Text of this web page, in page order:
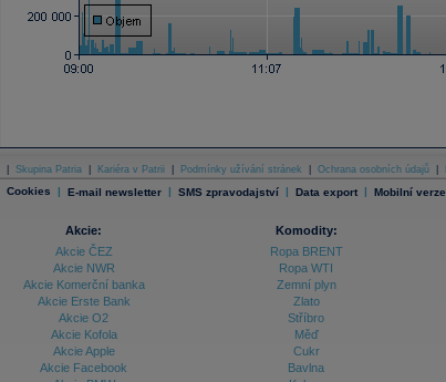
Skupina Patria Kariéra v Patrii Podmínky užívání stránek Ochrana osobních údajů
Cookies | E-mail newsletter | SMS zpravodajství | Data export | Mobilní verze
Akcie:
Akcie ČEZ
Akcie NWR
Akcie Komerční banka
Akcie Erste Bank
Akcie O2
Akcie Kofola
Akcie Apple
Akcie Facebook
Komodity:
Ropa BRENT
Ropa WTI
Zemní plyn
Zlato
Stříbro
Měď
Cukr
Bavlna